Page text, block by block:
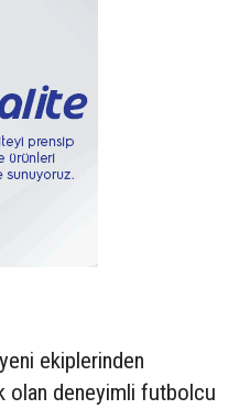
ekiplerinden
olan deneyimli futbolcu